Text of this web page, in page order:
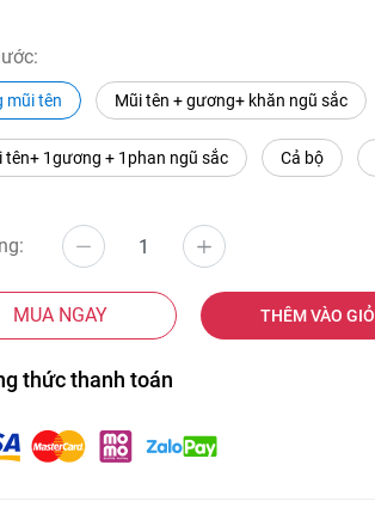
mũi tên Mũi tên + gương+ khăn ngũ sắc
tên+ 1gương + 1phan ngũ sắc Cả bộ
MUA NGAY THÊM VÀO GIỎ
thức thanh toán